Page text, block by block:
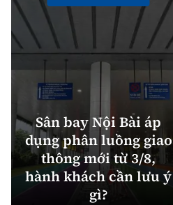
Sân bay Nội Bài áp
dụng phân luồng giao
thông mới từ 3/8,
hành khách cần lưu ý
gì?